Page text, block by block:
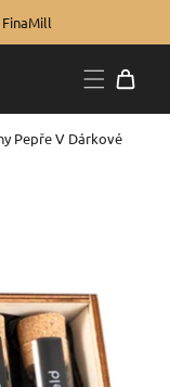
Pepře V Dárkové